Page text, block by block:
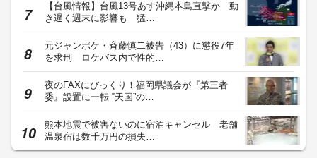
【台風情報】台風13号あす沖縄本島直撃か 動
き遅く週末に影響も 猛…
元ジャンポケ・斉藤慎二被告（43）に懲役7年
を求刑 ロケバス内で性的…
夜のFAXにびっくり！福岡県議会が『第三者
委』設置に一転 ‟天国”の…
熊本地震で被害ないのに宿泊キャンセル 老舗
温泉宿は数千万円の損失…